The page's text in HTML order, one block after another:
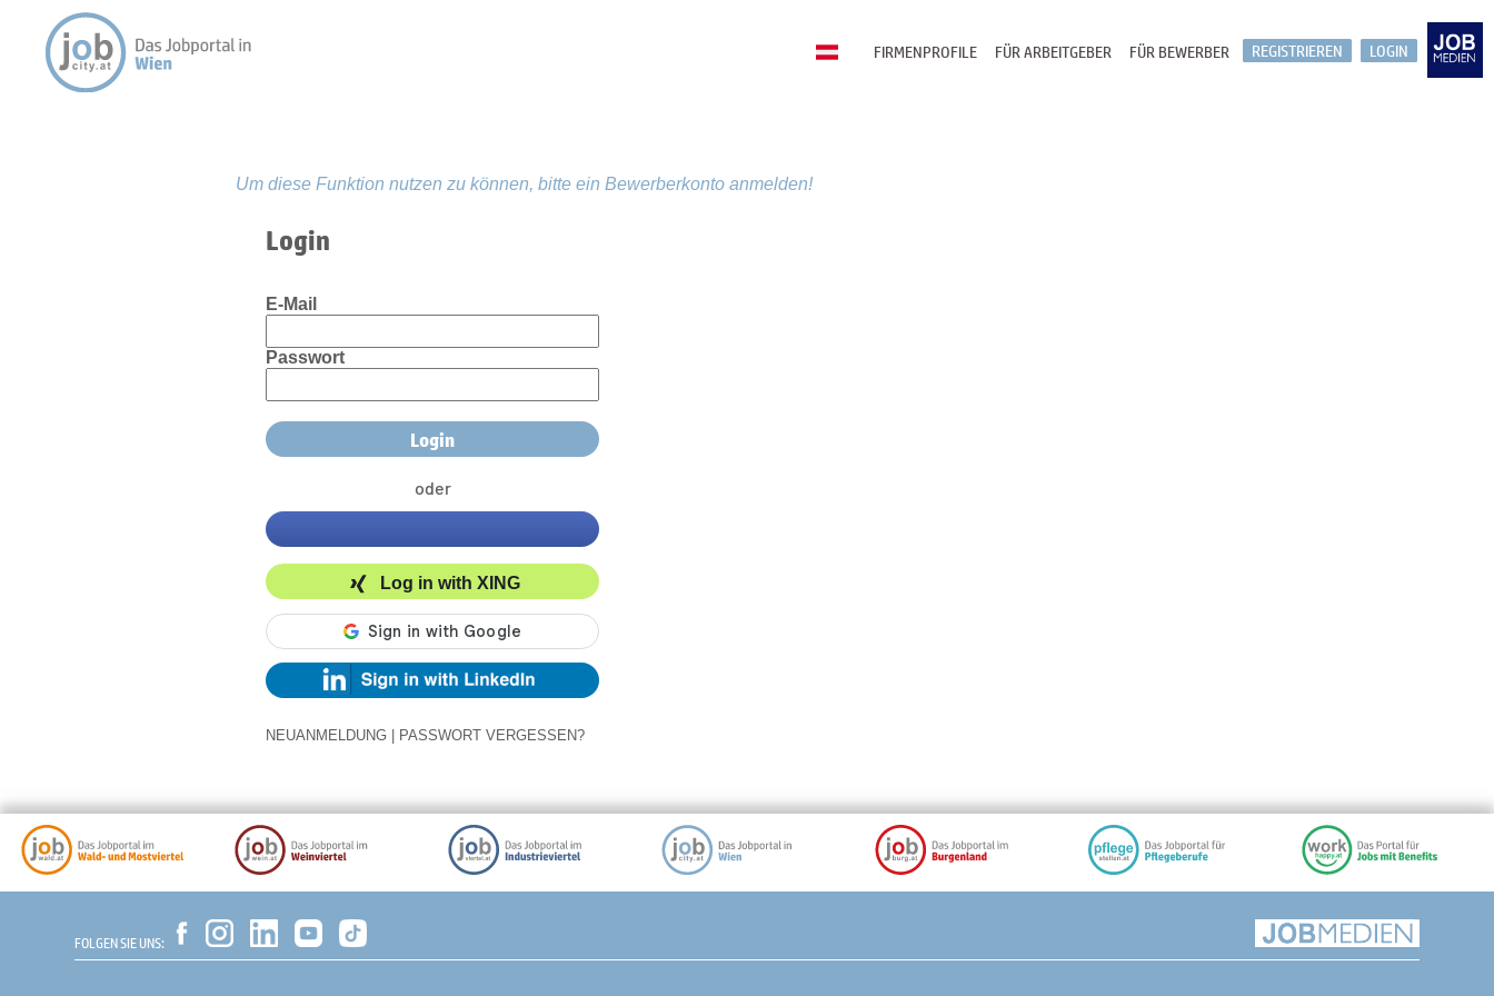
LOGIN
REGISTRIEREN
FÜR BEWERBER
FÜR ARBEITGEBER
FIRMENPROFILE
Um diese Funktion nutzen zu können, bitte ein Bewerberkonto anmelden!
Login
E-Mail
Passwort
oder
Log in with XING
NEUANMELDUNG PASSWORT VERGESSEN?
FOLGEN SIE UNS: